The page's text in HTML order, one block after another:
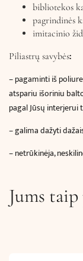
bibliotekos
pagrindinės
imitacinio
Piliastrų savybės:
– pagaminti iš
atspariu išoriniu
pagal Jūsų
– galima dažyti
– netrūkinėja,
Jums